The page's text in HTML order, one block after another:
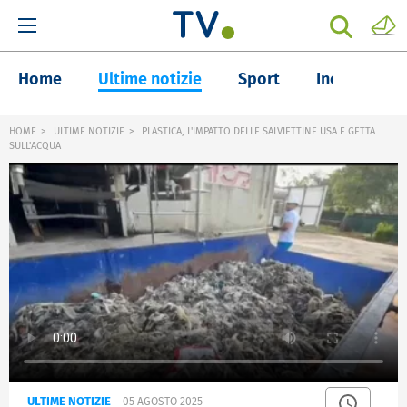
Home Ultime notizie Sport Inchieste
HOME ULTIME NOTIZIE
PLASTICA, L'IMPATTO DELLE SALVIETTINE USA E GETTA
SULL'ACQUA
ULTIME NOTIZIE 05 AGOSTO 2025